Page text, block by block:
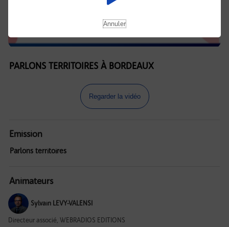
PARLONS TERRITOIRES À BORDEAUX
Regarder la vidéo
Emission
Parlons territoires
Animateurs
Sylvain LEVY-VALENSI
Directeur associé, WEBRADIOS EDITIONS
Annuler